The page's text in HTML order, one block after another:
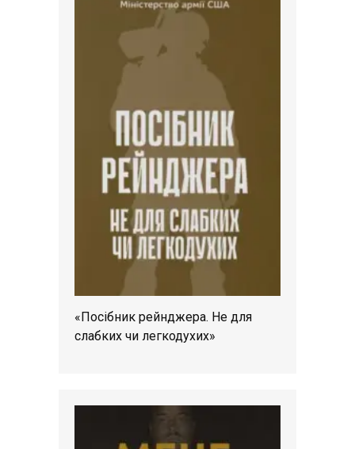
«Посібник рейнджера. Не для
слабких чи легкодухих»